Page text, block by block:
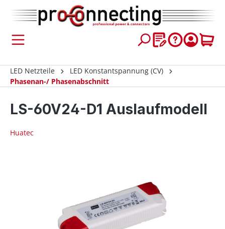
springen
LED Netzteile
LED Konstantspannung (CV)
Phasenan-/ Phasenabschnitt
LS-60V24-D1 Auslaufmodell
Huatec